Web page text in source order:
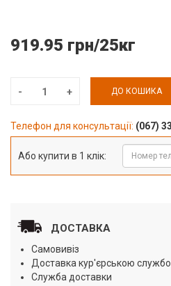
919.95 грн/25кг
ДО КОШИКА
Телефон для консультації: (067)
Або купити в 1 клік:
ДОСТАВКА
Самовивіз
Доставка кур'єрською
Служба доставки